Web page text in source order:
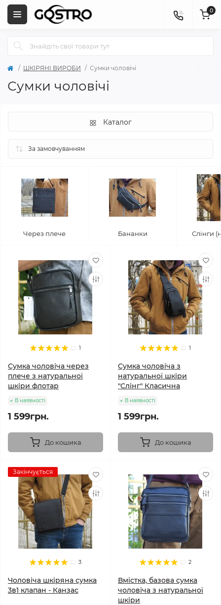
0
ШКІРЯНІ ВИРОБИ Сумки чоловічі
Сумки чоловічі
Каталог
Через плече Бананки Слінги
1
Сумка чоловіча через
плече з натуральної
шкіри флотар
В наявності
1 599грн.
До кошика
1
Сумка чоловіча з
натуральної шкіри
"Слінг" Класична
В наявності
1 599грн.
До кошика
Закінчується
3
Чоловіча шкіряна сумка
3в1 клапан - Канзас
2
Вмістка, базова сумка
чоловіча з натуральної
шкіри